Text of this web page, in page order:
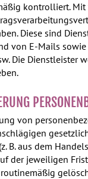
kontrolliert.
Diese sind
von E-Mails
Die Dienstleister
von
B. aus dem
der jeweiligen